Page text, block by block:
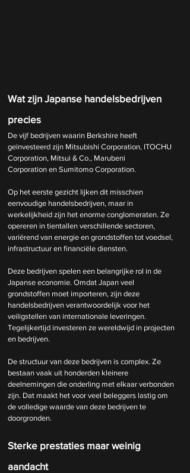
Wat zijn Japanse handelsbedrijven
precies
De vijf bedrijven waarin Berkshire heeft
geïnvesteerd zijn Mitsubishi Corporation, ITOCHU
Corporation, Mitsui & Co., Marubeni
Corporation en Sumitomo Corporation.
Op het eerste gezicht lijken dit misschien
eenvoudige handelsbedrijven, maar in
werkelijkheid zijn het enorme conglomeraten. Ze
opereren in tientallen verschillende sectoren,
variërend van energie en grondstoffen tot voedsel,
infrastructuur en financiële diensten.
Deze bedrijven spelen een belangrijke rol in de
Japanse economie. Omdat Japan veel
grondstoffen moet importeren, zijn deze
handelsbedrijven verantwoordelijk voor het
veiligstellen van internationale leveringen.
Tegelijkertijd investeren ze wereldwijd in projecten
en bedrijven.
De structuur van deze bedrijven is complex. Ze
bestaan vaak uit honderden kleinere
deelnemingen die onderling met elkaar verbonden
zijn. Dat maakt het voor veel beleggers lastig om
de volledige waarde van deze bedrijven te
doorgronden.
Sterke prestaties maar weinig
aandacht